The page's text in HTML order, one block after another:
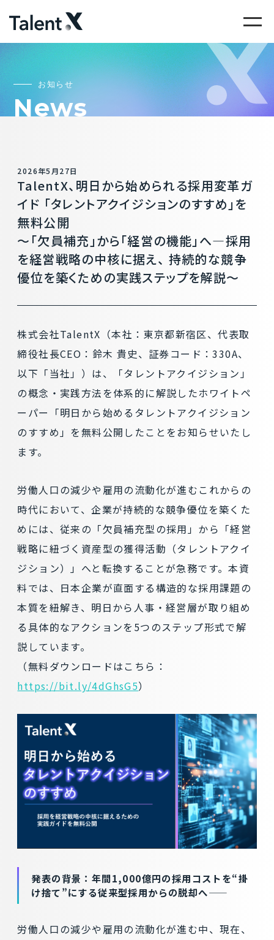
お知らせ
News
2026年5月27日
TalentX、明日から始められる採用変革ガ
イド 「タレントアクイジションのすすめ」を
無料公開
〜「欠員補充」から「経営の機能」へ―採用
を経営戦略の中核に据え、 持続的な競争
優位を築くための実践ステップを解説〜
株式会社TalentX（本社：東京都新宿区、代表取
締役社長CEO：鈴木 貴史、証券コード：330A、
以下「当社」）は、「タレントアクイジション」
の概念・実践方法を体系的に解説したホワイトペ
ーパー「明日から始めるタレントアクイジション
のすすめ」を無料公開したことをお知らせいたし
ます。
労働人口の減少や雇用の流動化が進むこれからの
時代において、企業が持続的な競争優位を築くた
めには、従来の「欠員補充型の採用」から「経営
戦略に紐づく資産型の獲得活動（タレントアクイ
ジション）」へと転換することが急務です。本資
料では、日本企業が直面する構造的な採用課題の
本質を紐解き、明日から人事・経営層が取り組め
る具体的なアクションを5つのステップ形式で解
説しています。
（無料ダウンロードはこちら：
https://bit.ly/4dGhsG5）
発表の背景：年間1,000億円の採用コストを“掛
け捨て”にする従来型採用からの脱却へ――
労働人口の減少や雇用の流動化が進む中、現在、